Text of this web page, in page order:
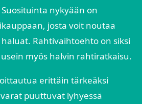
nykyään on
josta voit noutaa
Rahtivaihtoehto on siksi
myös halvin rahtiratkaisu.
erittäin tärkeäksi
puuttuvat lyhyessä